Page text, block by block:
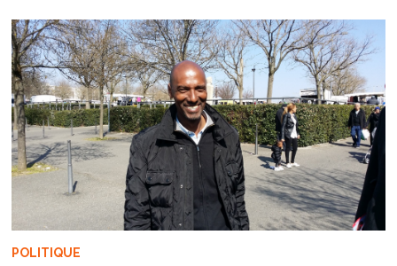
FN
NE
PRÉSENTE
PAS
N’IMPORTE
QUI »
POLITIQUE